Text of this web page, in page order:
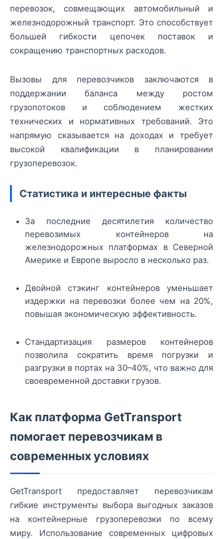
перевозок, совмещающих автомобильный и
железнодорожный транспорт. Это способствует
большей гибкости цепочек поставок и
сокращению транспортных расходов.
Вызовы для перевозчиков заключаются в
поддержании баланса между ростом
грузопотоков и соблюдением жестких
технических и нормативных требований. Это
напрямую сказывается на доходах и требует
высокой квалификации в планировании
грузоперевозок.
Статистика и интересные факты
За последние десятилетия количество
перевозимых контейнеров на
железнодорожных платформах в Северной
Америке и Европе выросло в несколько раз.
Двойной стэкинг контейнеров уменьшает
издержки на перевозки более чем на 20%,
повышая экономическую эффективность.
Стандартизация размеров контейнеров
позволила сократить время погрузки и
разгрузки в портах на 30–40%, что важно для
своевременной доставки грузов.
Как платформа GetTransport
помогает перевозчикам в
современных условиях
GetTransport предоставляет перевозчикам
гибкие инструменты выбора выгодных заказов
на контейнерные грузоперевозки по всему
миру. Использование современных цифровых